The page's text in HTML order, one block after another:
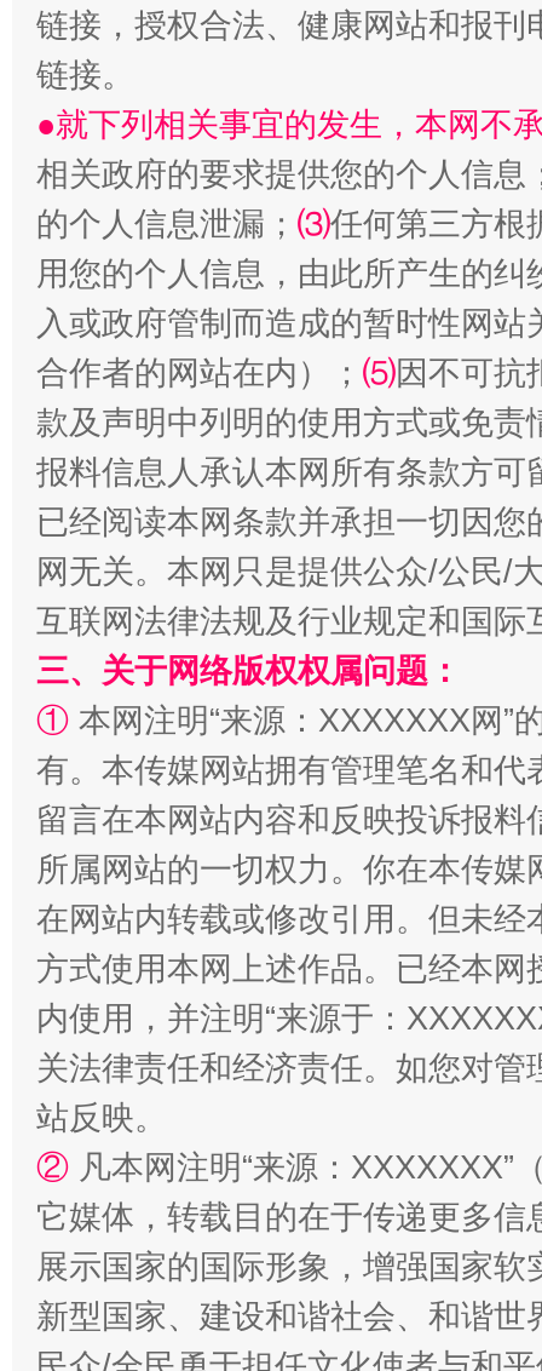
全民健身五年计划来了！等你上场
阿坝州三大球赛在茂县开幕 规模
国家大学科技园优化重塑工作
扯下公款旅游的“隐身衣” 如何以
“蜀中异人”王建安的艺术幻境
链接，授权合法、健康网站和报
链接。
●就下列相关事宜的发生，本网不
相关政府的要求提供您的个人信息
的个人信息泄漏； ⑶任何第三方根
用您的个人信息，由此所产生的纠
入或政府管制而造成的暂时性网
合作者的网站在内）； ⑸因不可抗
款及声明中列明的使用方式或免责
报料信息人承认本网所有条款方
已经阅读本网条款并承担一切因
网无关。本网只是提供公众/公民/
互联网法律法规及行业规定和国
三、关于网络版权权属问题：
① 本网注明“来源：XXXXXXX网”
有。本传媒网站拥有管理笔名和
留言在本网站内容和反映投诉报
所属网站的一切权力。你在本传
在网站内转载或修改引用。但未
方式使用本网上述作品。已经本
内使用，并注明“来源于：
关法律责任和经济责任。如您对
站反映。
② 凡本网注明“来源：
它媒体，转载目的在于传递更多
展示国家的国际形象，增强国家
新型国家、建设和谐社会、和谐